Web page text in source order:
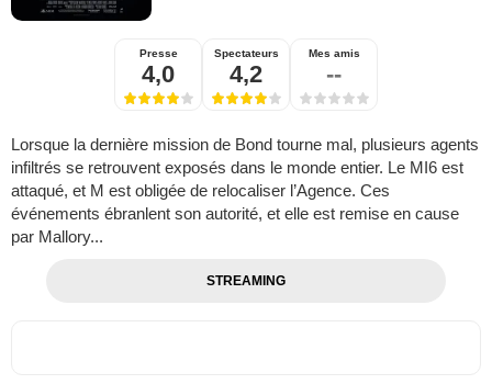
Presse
4,0
Spectateurs
4,2
Mes amis
--
Lorsque la dernière mission de Bond tourne mal, plusieurs agents
infiltrés se retrouvent exposés dans le monde entier. Le MI6 est
attaqué, et M est obligée de relocaliser l’Agence. Ces
événements ébranlent son autorité, et elle est remise en cause
par Mallory...
STREAMING